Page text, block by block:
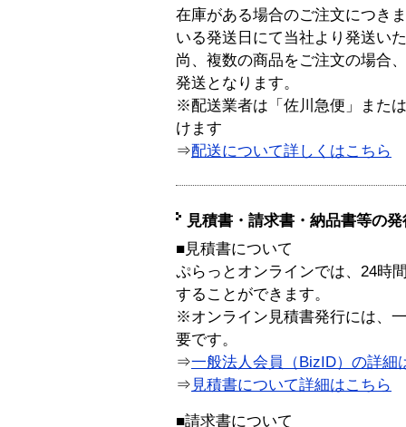
在庫がある場合のご注文につき
いる発送日にて当社より発送い
尚、複数の商品をご注文の場合
発送となります。
※配送業者は「佐川急便」また
けます
⇒配送について詳しくはこちら
見積書・請求書・納品書等の
■見積書について
ぷらっとオンラインでは、24時
することができます。
※オンライン見積書発行には、
要です。
⇒一般法人会員（BizID）の詳細
⇒ 見積書について詳細はこちら
■請求書について